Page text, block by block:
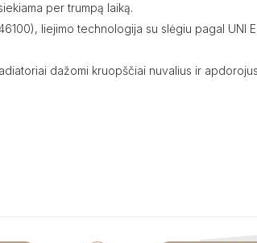
per trumpą laiką.
liejimo technologija su slėgiu pagal UNI
dažomi kruopščiai nuvalius ir